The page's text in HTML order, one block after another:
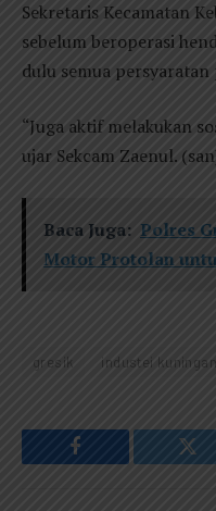
Sekretaris Kecamatan
sebelum beroperasi
dulu semua
“Juga aktif melakukan
ujar Sekcam Zaenul.
Baca Juga: Polres
Motor Protolan
gresik industei kuningan
Facebook